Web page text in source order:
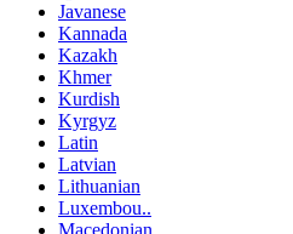
Javanese
Kannada
Kazakh
Khmer
Kurdish
Kyrgyz
Latin
Latvian
Lithuanian
Luxembou..
Macedonian